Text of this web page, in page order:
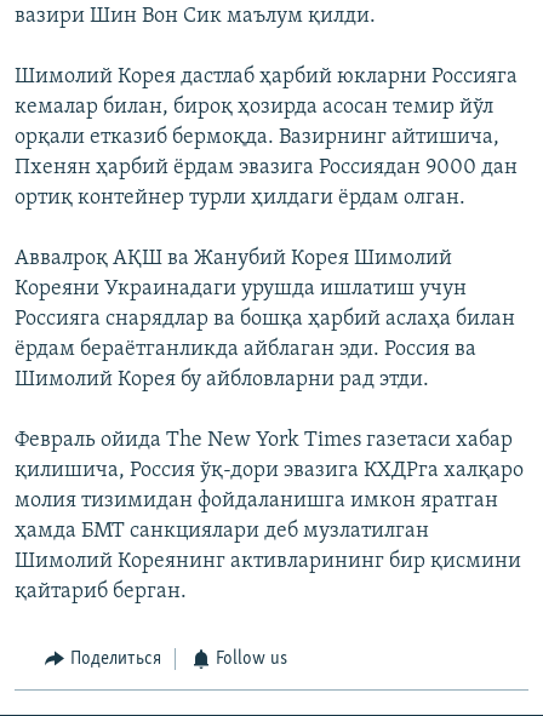
вазири Шин Вон Сик маълум қилди.
Шимолий Корея дастлаб ҳарбий юкларни Россияга
кемалар билан, бироқ ҳозирда асосан темир йўл
орқали етказиб бермоқда. Вазирнинг айтишича,
Пхенян ҳарбий ёрдам эвазига Россиядан 9000 дан
ортиқ контейнер турли ҳилдаги ёрдам олган.
Аввалроқ АҚШ ва Жанубий Корея Шимолий
Кореяни Украинадаги урушда ишлатиш учун
Россияга снарядлар ва бошқа ҳарбий аслаҳа билан
ёрдам бераётганликда айблаган эди. Россия ва
Шимолий Корея бу айбловларни рад этди.
Февраль ойида The New York Times газетаси хабар
қилишича, Россия ўқ-дори эвазига КХДРга халқаро
молия тизимидан фойдаланишга имкон яратган
ҳамда БМТ санкциялари деб музлатилган
Шимолий Кореянинг активларининг бир қисмини
қайтариб берган.
Поделиться Follow us